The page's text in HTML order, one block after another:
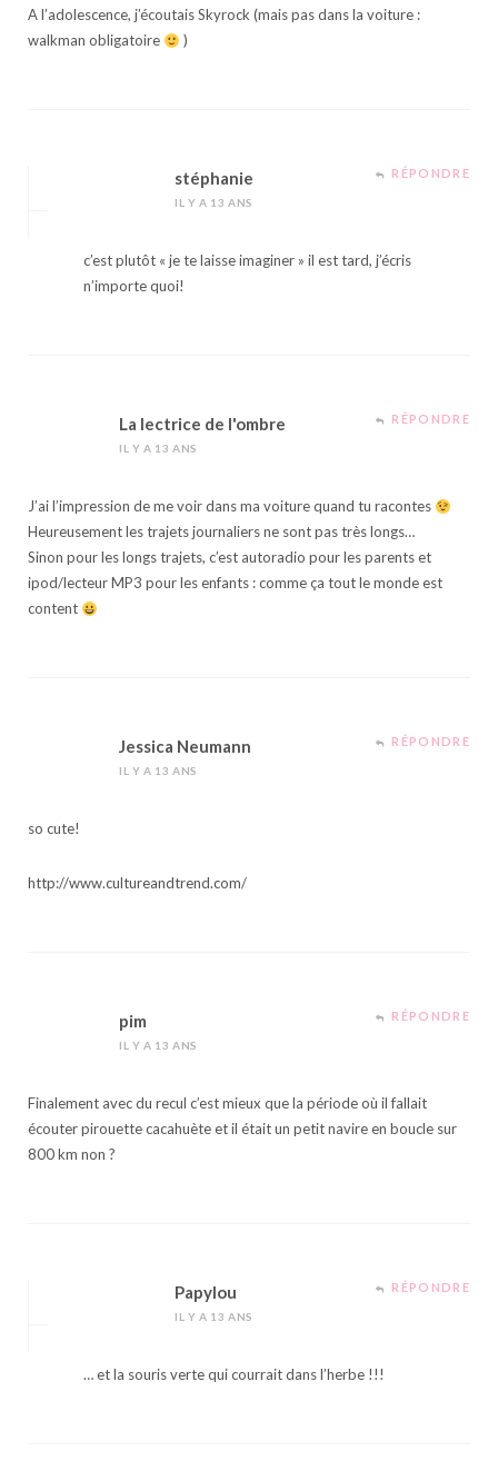
A l’adolescence, j’écoutais Skyrock (mais pas dans la voiture :
walkman obligatoire
)
stéphanie
IL Y A 13 ANS
RÉPONDRE
c’est plutôt « je te laisse imaginer » il est tard, j’écris
n’importe quoi!
La lectrice de l'ombre
IL Y A 13 ANS
RÉPONDRE
J’ai l’impression de me voir dans ma voiture quand tu racontes
Heureusement les trajets journaliers ne sont pas très longs…
Sinon pour les longs trajets, c’est autoradio pour les parents et
ipod/lecteur MP3 pour les enfants : comme ça tout le monde est
content
Jessica Neumann
IL Y A 13 ANS
RÉPONDRE
so cute!
http://www.cultureandtrend.com/
pim
IL Y A 13 ANS
RÉPONDRE
Finalement avec du recul c’est mieux que la période où il fallait
écouter pirouette cacahuète et il était un petit navire en boucle sur
800 km non ?
Papylou
IL Y A 13 ANS
RÉPONDRE
… et la souris verte qui courrait dans l’herbe !!!